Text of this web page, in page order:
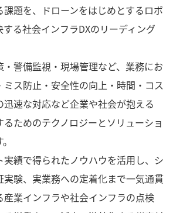
題を、ドローンをはじめとするロボ
る社会インフラDXのリーディング
警備監視・現場管理など、業務にお
ミス防止・安全性の向上・時間・コス
迅速な対応など企業や社会が抱える
ためのテクノロジーとソリューショ
績で得られたノウハウを活用し、シ
実験、実業務への定着化まで一気通貫
産業インフラや社会インフラの点検